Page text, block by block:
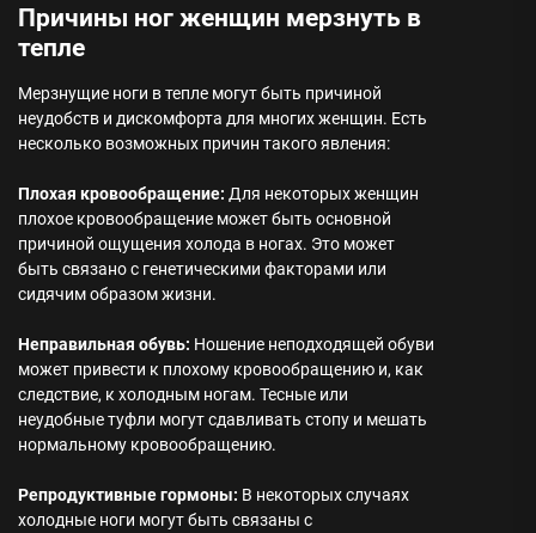
Причины ног женщин мерзнуть в
тепле
Мерзнущие ноги в тепле могут быть причиной
неудобств и дискомфорта для многих женщин. Есть
несколько возможных причин такого явления:
Плохая кровообращение: Для некоторых женщин
плохое кровообращение может быть основной
причиной ощущения холода в ногах. Это может
быть связано с генетическими факторами или
сидячим образом жизни.
Неправильная обувь: Ношение неподходящей обуви
может привести к плохому кровообращению и, как
следствие, к холодным ногам. Тесные или
неудобные туфли могут сдавливать стопу и мешать
нормальному кровообращению.
Репродуктивные гормоны: В некоторых случаях
холодные ноги могут быть связаны с